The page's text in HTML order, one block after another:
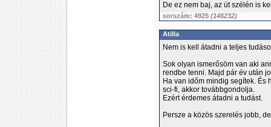
De ez nem baj, az út szélén is
sorszám: 4925 (146232)
Atilla
Nem is kell átadni a teljes
Sok olyan ismerősöm van aki
rendbe tenni. Majd pár év után
Ha van időm mindig segítek. És
sci-fi, akkor továbbgondolja.
Ezért érdemes átadni a tudást.
Persze a közös szerelés jobb,